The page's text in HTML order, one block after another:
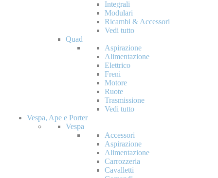
Integrali
Modulari
Ricambi & Accessori
Vedi tutto
Quad
Aspirazione
Alimentazione
Elettrico
Freni
Motore
Ruote
Trasmissione
Vedi tutto
Vespa, Ape e Porter
Vespa
Accessori
Aspirazione
Alimentazione
Carrozzeria
Cavalletti